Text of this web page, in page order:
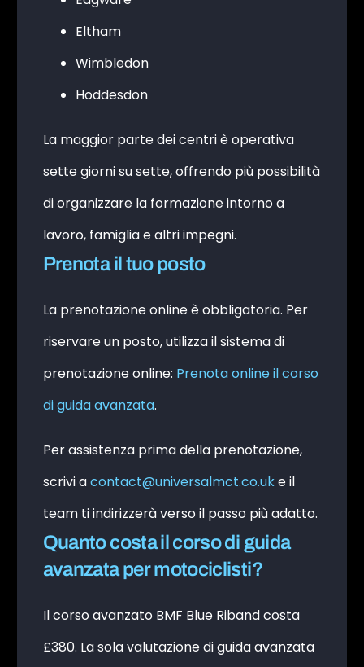
Eltham
Wimbledon
Hoddesdon
La maggior parte dei centri è operativa
sette giorni su sette, offrendo più possibilità
di organizzare la formazione intorno a
lavoro, famiglia e altri impegni.
Prenota il tuo posto
La prenotazione online è obbligatoria. Per
riservare un posto, utilizza il sistema di
prenotazione online: Prenota online il corso
di guida avanzata.
Per assistenza prima della prenotazione,
scrivi acontact@universalmct.co.uke il
team ti indirizzerà verso il passo più adatto.
Quanto costa il corso di guida
avanzata per motociclisti?
Il corso avanzato BMF Blue Riband costa
£380. La sola valutazione di guida avanzata